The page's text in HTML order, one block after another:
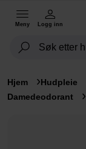
Meny Logg inn
Hjem Hudpleie
Damedeodorant